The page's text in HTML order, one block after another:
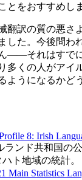
とをおすすめし
翻訳の質の悪さ
した。今後問わ
――それはすで
多くの人がアイ
ようになるかど
8: Irish
ンド共和国の
ト地域の統計。
Main Statistics